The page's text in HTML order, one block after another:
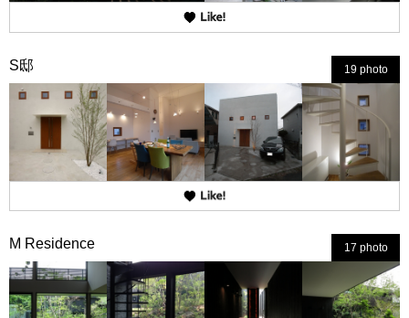
S邸 19 photo
M Residence 17 photo